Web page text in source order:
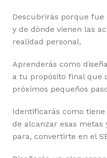
Descubrirás porque fue
y de dónde vienen las
realidad personal.
Aprenderás como
a tu propósito final que
próximos pequeños
Identificarás como
de alcanzar esas
para, convertirte en el